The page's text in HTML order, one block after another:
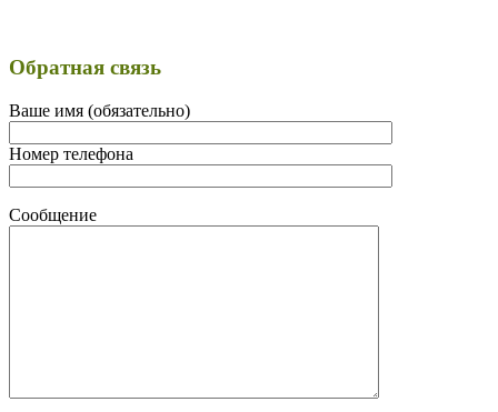
Обратная связь
Ваше имя (обязательно)
Номер телефона
Сообщение